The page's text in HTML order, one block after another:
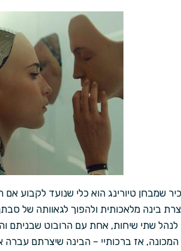
שמבחן טיורינג הוא כלי שנועד לקבוע אם
בינה מלאכותית ולהפוך לגאוותה של
לנהל שתי שיחות, אחת עם הרובוט שבניתם
אז ברכותיי – הבינה שיצרתם עברה